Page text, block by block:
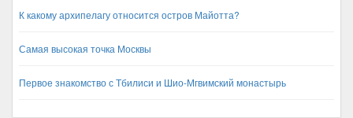
К какому архипелагу относится остров Майотта?
Самая высокая точка Москвы
Первое знакомство с Тбилиси и Шио-Мгвимский монастырь